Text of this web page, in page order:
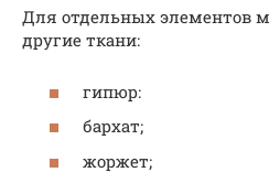
Для отдельных элементов
другие ткани:
гипюр:
бархат;
жоржет;